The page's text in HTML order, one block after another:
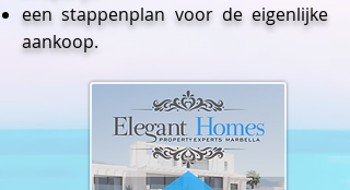
een stappenplan voor de eigenlijke
aankoop.